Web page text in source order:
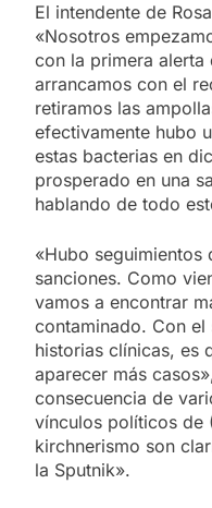
El intendente de
«Nosotros
con la primera alerta
arrancamos con el
retiramos las
efectivamente hubo
estas bacterias en
prosperado en una
hablando de todo
«Hubo
sanciones. Como
vamos a encontrar
contaminado. Con
historias clínicas, es
aparecer más
consecuencia de
vínculos políticos de
kirchnerismo son
la Sputnik».